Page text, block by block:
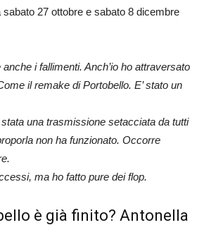
27 ottobre e sabato 8 dicembre
i fallimenti. Anch’io ho attraversato
il remake di Portobello. E’ stato un
una trasmissione setacciata da tutti
non ha funzionato. Occorre
ma ho fatto pure dei flop.
è già finito? Antonella